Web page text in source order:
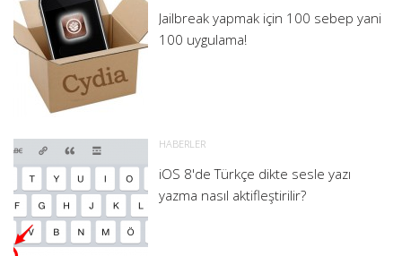
Jailbreak yapmak için 100 sebep yani
100 uygulama!
HABERLER
iOS 8'de Türkçe dikte sesle yazı
yazma nasıl aktifleştirilir?